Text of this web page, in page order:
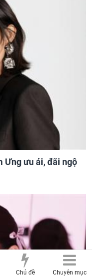
Ưng ưu ái, đãi ngộ
Chủ đề Chuyên mục